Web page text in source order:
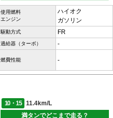
使用燃料
エンジン
ハイオク
ガソリン
駆動方式 FR
過給器（ターボ） -
燃費性能 -
10・15
11.4km/L
満タンでどこまで走る？